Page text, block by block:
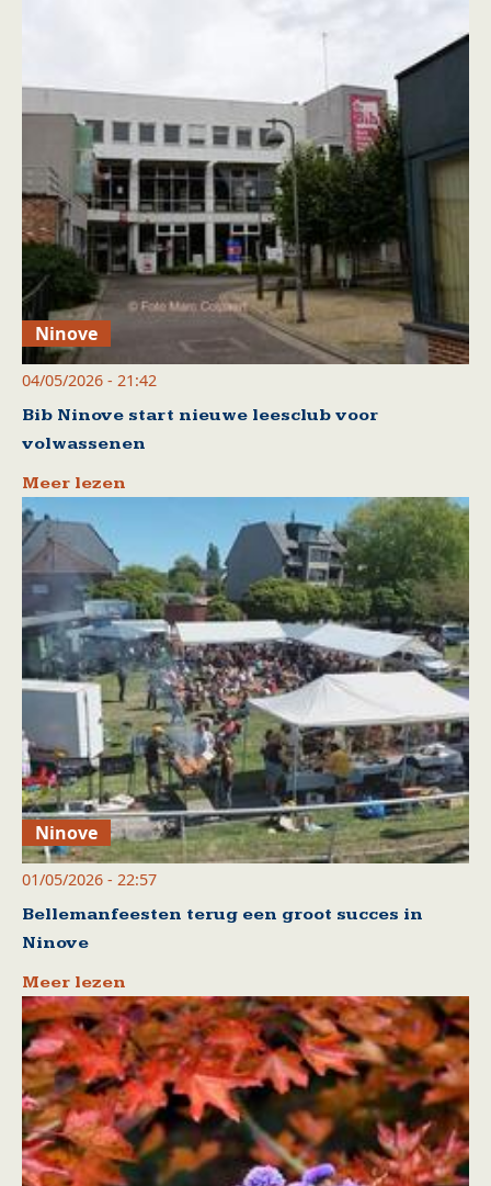
Ninove
04/05/2026 - 21:42
Bib Ninove start nieuwe leesclub voor
volwassenen
Meer lezen
Ninove
01/05/2026 - 22:57
Bellemanfeesten terug een groot succes in
Ninove
Meer lezen